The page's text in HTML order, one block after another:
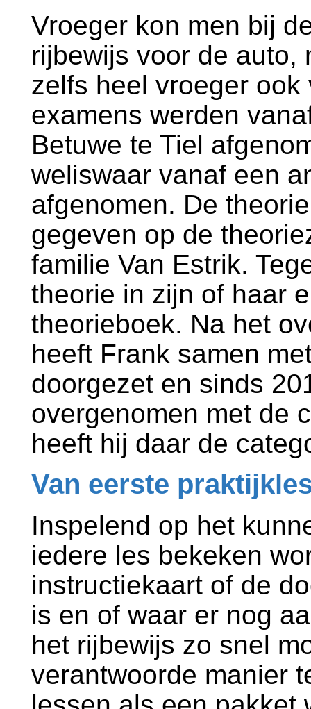
Vroeger kon men bij
rijbewijs voor de auto,
zelfs heel vroeger
examens werden
Betuwe te Tiel
weliswaar vanaf een
afgenomen. De
gegeven op de
familie Van Estrik.
theorie in zijn of haar
theorieboek. Na het
heeft Frank samen
doorgezet en sinds
overgenomen met de
heeft hij daar de
Van eerste
Inspelend op het
iedere les bekeken
instructiekaart of de
is en of waar er nog
het rijbewijs zo snel
verantwoorde manier